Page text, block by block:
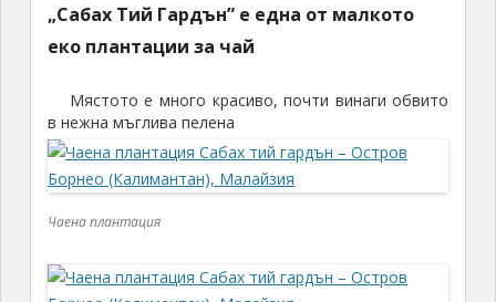
„Сабах Тий Гардън”е една от малкото
еко плантации за чай
Мястото е много красиво, почти винаги обвито
в нежна мъглива пелена
Чаена плантация